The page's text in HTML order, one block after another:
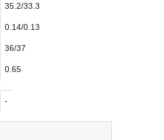
35.2/33.3
0.14/0.13
36/37
0.65
-